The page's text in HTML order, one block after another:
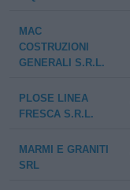
MAC
COSTRUZIONI
GENERALI S.R.L.
PLOSE LINEA
FRESCA S.R.L.
MARMI E GRANITI
SRL